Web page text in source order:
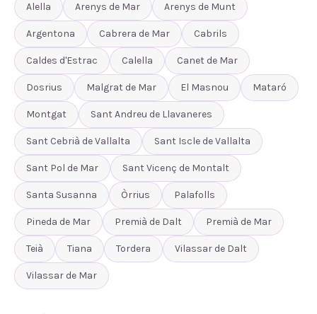
Alella Arenys de Mar Arenys de Munt
Argentona Cabrera de Mar Cabrils
Caldes d'Estrac Calella Canet de Mar
Dosrius Malgrat de Mar El Masnou Mataró
Montgat Sant Andreu de Llavaneres
Sant Cebrià de Vallalta Sant Iscle de Vallalta
Sant Pol de Mar Sant Vicenç de Montalt
Santa Susanna Òrrius Palafolls
Pineda de Mar Premià de Dalt Premià de Mar
Teià Tiana Tordera Vilassar de Dalt
Vilassar de Mar